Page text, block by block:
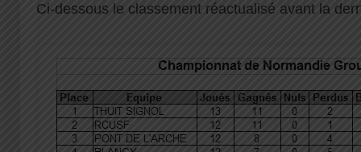
Ci-dessous le classement réactualisé avant la